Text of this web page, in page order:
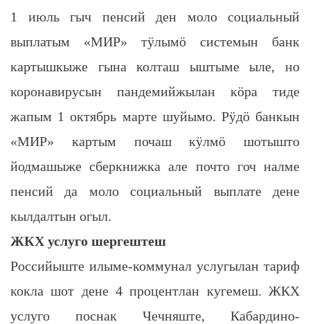
1 июль гыч пенсий ден моло социальный
выплатым «МИР» тӱлымӧ системын банк
картышкыже гына колташ ыштыме ыле, но
коронавирусын пандемийжылан кӧра тиде
жапым 1 октябрь марте шуйымо. Рӱдӧ банкын
«МИР» картым почаш кӱлмӧ шотышто
йодмашыже сберкнижка але почто гоч налме
пенсий да моло социальный выплате дене
кылдалтын огыл.
ЖКХ услуго шергештеш
Российыште илыме-коммунал услугылан тариф
кокла шот дене 4 процентлан кугемеш. ЖКХ
услуго поснак Чечняште, Кабардино-